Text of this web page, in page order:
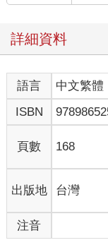
詳細資料
語言 中文繁體
ISBN
頁數 168
出版地 台灣
注音